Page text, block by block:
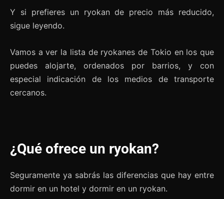
Y si prefieres un ryokan de precio más reducido,
sigue leyendo.
Vamos a ver la lista de ryokanes de Tokio en los que
puedes alojarte, ordenados por barrios, y con
especial indicación de los medios de transporte
cercanos.
¿Qué ofrece un ryokan?
Seguramente ya sabrás las diferencias que hay entre
dormir en un hotel y dormir en un ryokan.